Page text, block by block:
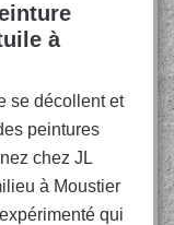
à
se décollent et
peintures
chez JL
à Moustier
qui